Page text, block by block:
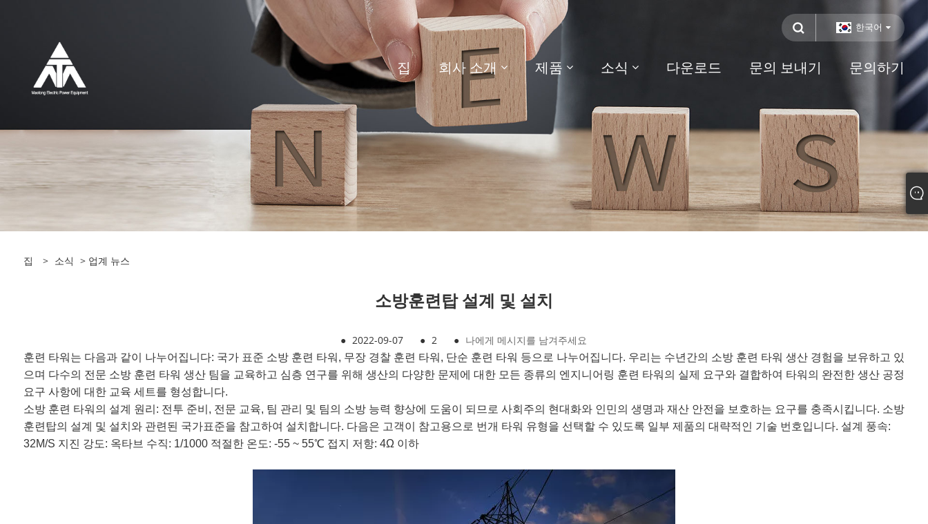
한국어
집 회사 소개 제품 소식 다운로드 문의 보내기 문의하기
집 > 소식 > 업계 뉴스
소방훈련탑 설계 및 설치
● 2022-09-07 ● 2 ● 나에게 메시지를 남겨주세요
훈련 타워는 다음과 같이 나누어집니다: 국가 표준 소방 훈련 타워, 무장 경찰 훈련 타워, 단순 훈련 타워 등으로 나누어집니다. 우리는 수년간의 소방 훈련 타워 생산 경험을 보유하고 있
으며 다수의 전문 소방 훈련 타워 생산 팀을 교육하고 심층 연구를 위해 생산의 다양한 문제에 대한 모든 종류의 엔지니어링 훈련 타워의 실제 요구와 결합하여 타워의 완전한 생산 공정
요구 사항에 대한 교육 세트를 형성합니다.
소방 훈련 타워의 설계 원리: 전투 준비, 전문 교육, 팀 관리 및 팀의 소방 능력 향상에 도움이 되므로 사회주의 현대화와 인민의 생명과 재산 안전을 보호하는 요구를 충족시킵니다. 소방
훈련탑의 설계 및 설치와 관련된 국가표준을 참고하여 설치합니다. 다음은 고객이 참고용으로 번개 타워 유형을 선택할 수 있도록 일부 제품의 대략적인 기술 번호입니다. 설계 풍속:
32M/S 지진 강도: 옥타브 수직: 1/1000 적절한 온도: -55 ~ 55℃ 접지 저항: 4Ω 이하